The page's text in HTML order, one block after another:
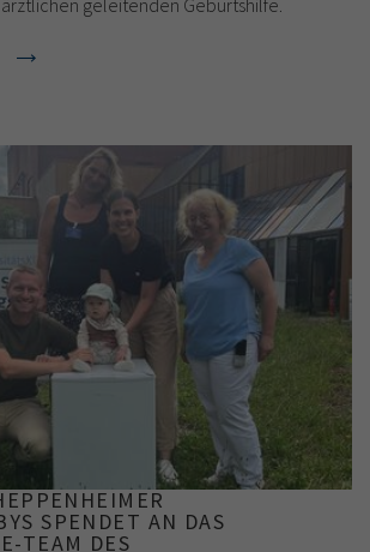
SPENDET AN DAS
TEAM DES